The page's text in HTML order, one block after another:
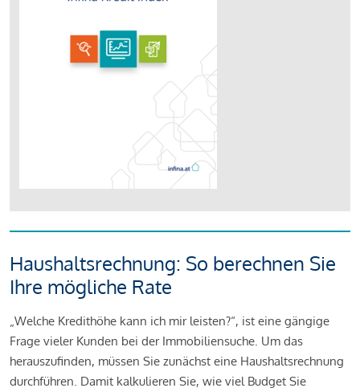
Haushaltsrechnung: So berechnen Sie
Ihre mögliche Rate
„Welche Kredithöhe kann ich mir leisten?“, ist eine gängige
Frage vieler Kunden bei der Immobiliensuche. Um das
herauszufinden, müssen Sie zunächst eine Haushaltsrechnung
durchführen. Damit kalkulieren Sie, wie viel Budget Sie